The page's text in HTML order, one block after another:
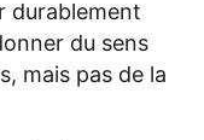
durablement
du sens
mais pas de la